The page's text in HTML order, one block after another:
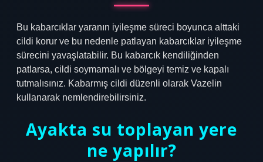
Bu kabarcıklar yaranın iyileşme süreci boyunca alttaki
cildi korur ve bu nedenle patlayan kabarcıklar iyileşme
sürecini yavaşlatabilir. Bu kabarcık kendiliğinden
patlarsa, cildi soymamalı ve bölgeyi temiz ve kapalı
tutmalısınız. Kabarmış cildi düzenli olarak Vazelin
kullanarak nemlendirebilirsiniz.
Ayakta su toplayan yere
ne yapılır?